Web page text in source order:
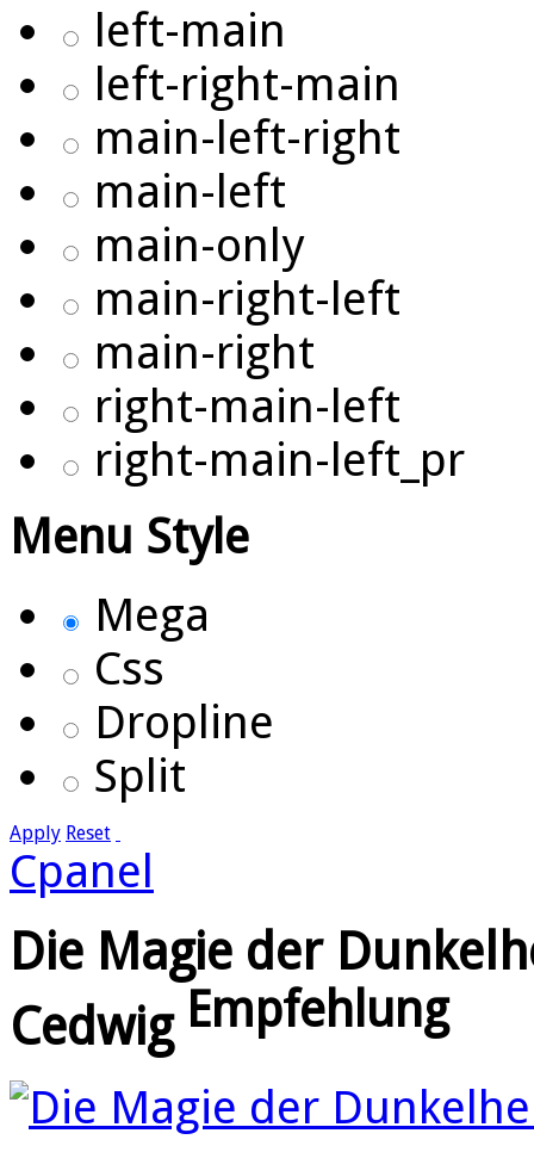
left-main
left-right-main
main-left-right
main-left
main-only
main-right-left
main-right
right-main-left
right-main-left_pr
Menu Style
Mega
Css
Dropline
Split
Apply Reset
Cpanel
Die Magie der
Cedwig Empfehlung